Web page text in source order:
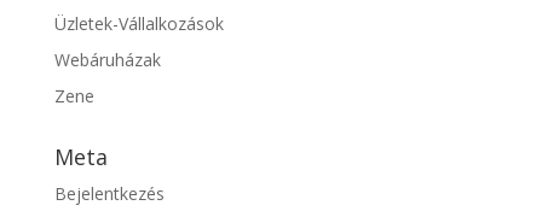
Üzletek-Vállalkozások
Webáruházak
Zene
Meta
Bejelentkezés